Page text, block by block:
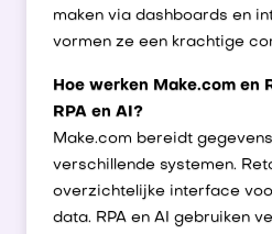
maken via dashboards en
vormen ze een krachtige
Hoe werken Make.com en
RPA en AI?
Make.com bereidt
verschillende systemen.
overzichtelijke interface
data. RPA en AI gebruiken